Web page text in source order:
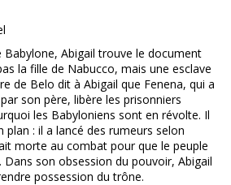
Babylone, Abigail trouve le document
la fille de Nabucco, mais une esclave
de Belo dit à Abigail que Fenena, qui a
son père, libère les prisonniers
les Babyloniens sont en révolte. Il
: il a lancé des rumeurs selon
morte au combat pour que le peuple
Dans son obsession du pouvoir, Abigail
possession du trône.